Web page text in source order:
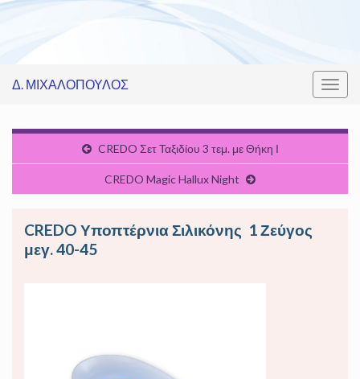
Δ. ΜΙΧΑΛΟΠΟΥΛΟΣ
CREDO Σετ Ταξιδίου 3 τεμ. με Θήκη Ι
CREDO Magic Hallux Night
CREDO Υποπτέρνια Σιλικόνης 1 Ζεύγος
μεγ. 40-45